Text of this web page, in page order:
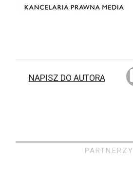
NAPISZ DO AUTORA
PARTNERZY